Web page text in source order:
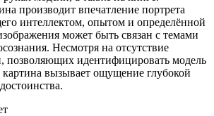
производит впечатление портрета
интеллектом, опытом и определённой
может быть связан с темами
Несмотря на отсутствие
позволяющих идентифицировать модель
вызывает ощущение глубокой